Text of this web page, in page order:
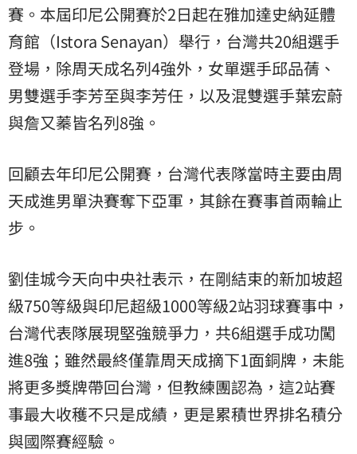
賽。本屆印尼公開賽於2日起在雅加達史納延體
育館（Istora Senayan）舉行，台灣共20組選手
登場，除周天成名列4強外，女單選手邱品蒨、
男雙選手李芳至與李芳任，以及混雙選手葉宏蔚
與詹又蓁皆名列8強。
回顧去年印尼公開賽，台灣代表隊當時主要由周
天成進男單決賽奪下亞軍，其餘在賽事首兩輪止
步。
劉佳城今天向中央社表示，在剛結束的新加坡超
級750等級與印尼超級1000等級2站羽球賽事中，
台灣代表隊展現堅強競爭力，共6組選手成功闖
進8強；雖然最終僅靠周天成摘下1面銅牌，未能
將更多獎牌帶回台灣，但教練團認為，這2站賽
事最大收穫不只是成績，更是累積世界排名積分
與國際賽經驗。